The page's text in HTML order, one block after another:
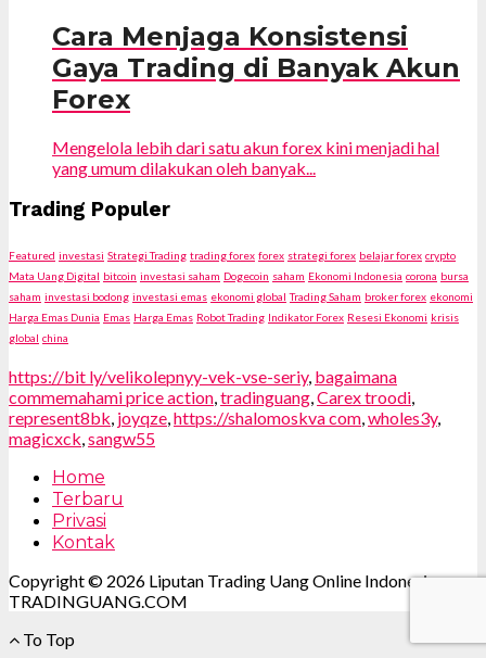
Cara Menjaga Konsistensi
Gaya Trading di Banyak Akun
Forex
Mengelola lebih dari satu akun forex kini menjadi hal
yang umum dilakukan oleh banyak...
Trading Populer
Featured investasi Strategi Trading trading forex forex strategi forex belajar forex crypto
Mata Uang Digital bitcoin investasi saham Dogecoin saham Ekonomi Indonesia corona bursa
saham investasi bodong investasi emas ekonomi global Trading Saham broker forex ekonomi
Harga Emas Dunia Emas Harga Emas Robot Trading Indikator Forex Resesi Ekonomi krisis
global china
https://bit ly/velikolepnyy-vek-vse-seriy, bagaimana
commemahami price action,tradinguang,Carex troodi,
represent8bk, joyqze,https://shalomoskva com,wholes3y,
magicxck,sangw55
Home
Terbaru
Privasi
Kontak
Copyright © 2026 Liputan Trading Uang Online Indonesia.
TRADINGUANG.COM
To Top